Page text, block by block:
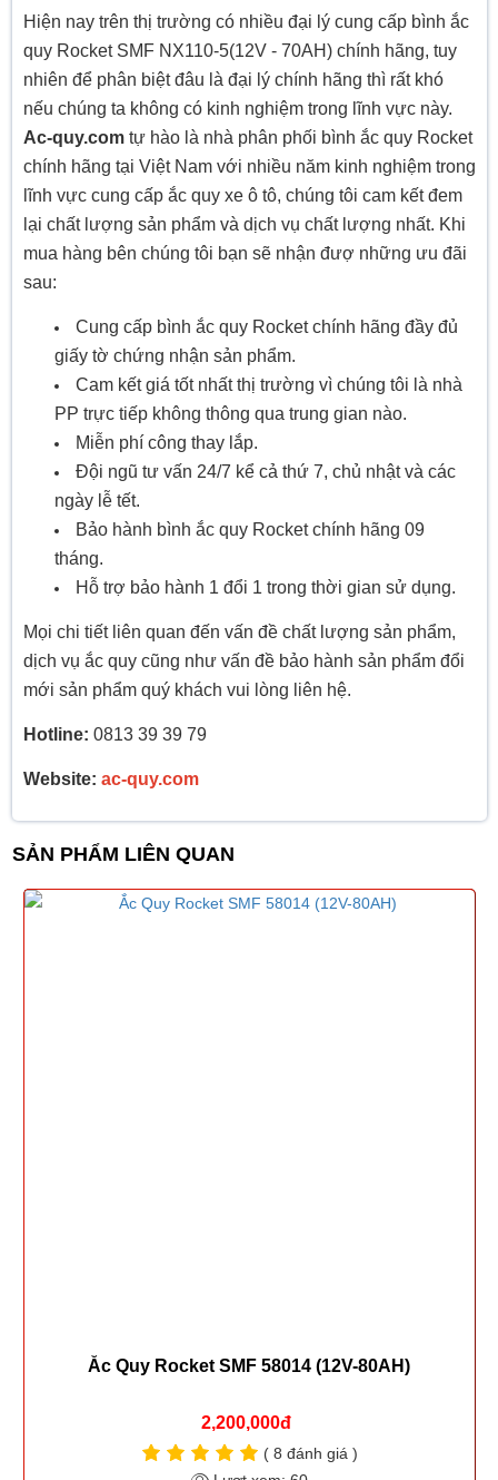
Hiện nay trên thị trường có nhiều đại lý cung cấp bình ắc
quy Rocket SMF NX110-5(12V - 70AH) chính hãng, tuy
nhiên để phân biệt đâu là đại lý chính hãng thì rất khó
nếu chúng ta không có kinh nghiệm trong lĩnh vực này.
Ac-quy.com tự hào là nhà phân phối bình ắc quy Rocket
chính hãng tại Việt Nam với nhiều năm kinh nghiệm trong
lĩnh vực cung cấp ắc quy xe ô tô, chúng tôi cam kết đem
lại chất lượng sản phẩm và dịch vụ chất lượng nhất. Khi
mua hàng bên chúng tôi bạn sẽ nhận đượ những ưu đãi
sau:
Cung cấp bình ắc quy Rocket chính hãng đầy đủ
giấy tờ chứng nhận sản phẩm.
Cam kết giá tốt nhất thị trường vì chúng tôi là nhà
PP trực tiếp không thông qua trung gian nào.
Miễn phí công thay lắp.
Đội ngũ tư vấn 24/7 kể cả thứ 7, chủ nhật và các
ngày lễ tết.
Bảo hành bình ắc quy Rocket chính hãng 09
tháng.
Hỗ trợ bảo hành 1 đổi 1 trong thời gian sử dụng.
Mọi chi tiết liên quan đến vấn đề chất lượng sản phẩm,
dịch vụ ắc quy cũng như vấn đề bảo hành sản phẩm đổi
mới sản phẩm quý khách vui lòng liên hệ.
Hotline: 0813 39 39 79
Website: ac-quy.com
SẢN PHẨM LIÊN QUAN
Ắc Quy Rocket SMF 58014 (12V-80AH)
2,200,000đ
( 8 đánh giá )